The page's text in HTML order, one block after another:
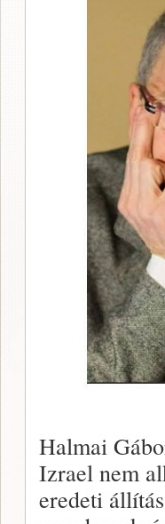
Halmai
Izrael nem
eredeti